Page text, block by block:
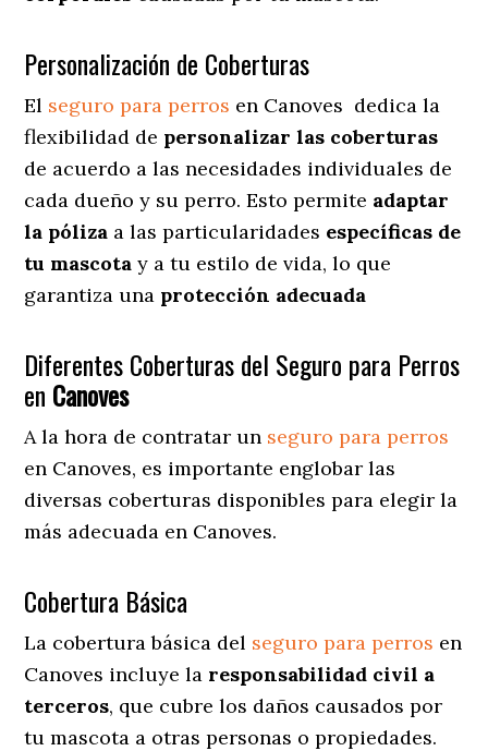
Personalización de Coberturas
El seguro para perros en Canoves dedica la
flexibilidad de personalizar las coberturas
de acuerdo a las necesidades individuales de
cada dueño y su perro. Esto permite adaptar
la póliza a las particularidades específicas de
tu mascota y a tu estilo de vida, lo que
garantiza una protección adecuada
Diferentes Coberturas del Seguro para Perros
en Canoves
A la hora de contratar un seguro para perros
en Canoves, es importante englobar las
diversas coberturas disponibles para elegir la
más adecuada en Canoves.
Cobertura Básica
La cobertura básica del seguro para perros en
Canoves incluye la responsabilidad civil a
terceros, que cubre los daños causados por
tu mascota a otras personas o propiedades.